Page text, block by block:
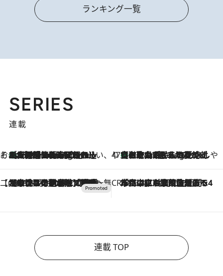
ランキング一覧
SERIES
連載
そおだよおこの関西おいしい、おやつ紀行17 Minutes Ago
［大阪府箕面市］一皿一皿目の前で仕上げられる、料理を巧みに組み込んだアシェットデセールコース「ミチル アシェット デセール（Michiru assiette dessert）」 47都道府県の手みやげ ひんやりスイーツで夏を満喫
17 Minutes Ago
【和歌山県】この夏絶対食べたい 冷やしておいしいおやつ3選 みかんがごろっと丸ごと入ったジュレ
【CREA×星野リゾート】唯一無二。癒しと発見が待つ場所へ
2026.8.7
【トンボの足水浴】ヒノキの香りに包まれて涼感マックス！約13℃の湧水かけ流しを避暑地「星野温泉 トンボの湯」で体験 CREA'S CHOICE
2026.8.7
「立川にも歌舞伎があるんだよ」 片岡仁左衛門・市川中車ら豪華座組みで4年目の立川立飛歌舞伎へ
連載 TOP